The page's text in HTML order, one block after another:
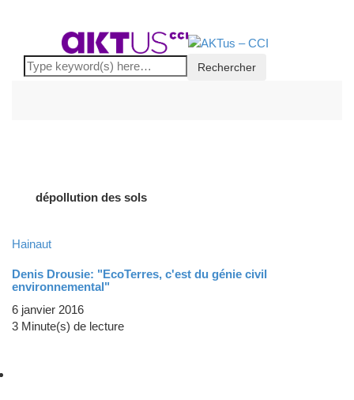
dépollution des sols
Hainaut
Denis Drousie: "EcoTerres, c'est du génie civil
environnemental"
6 janvier 2016
3 Minute(s) de lecture